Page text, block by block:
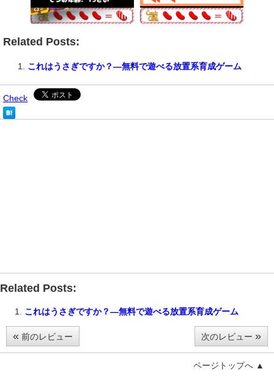
Related Posts:
これはうさぎですか？―無料で遊べる放置系育成ゲーム
Check
Related Posts:
これはうさぎですか？―無料で遊べる放置系育成ゲーム
« 前のレビュー 次のレビュー »
ページトップへ ▲